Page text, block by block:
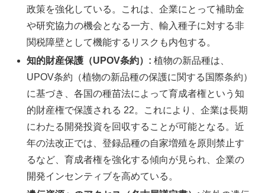
政策を強化している。これは、企業にとって補助金
や研究協力の機会となる一方、輸入種子に対する非
関税障壁として機能するリスクも内包する。
知的財産保護（UPOV条約）: 植物の新品種は、
UPOV条約（植物の新品種の保護に関する国際条約）
に基づき、各国の種苗法によって育成者権という知
的財産権で保護される 22。これにより、企業は長期
にわたる開発投資を回収することが可能となる。近
年の法改正では、登録品種の自家増殖を原則禁止す
るなど、育成者権を強化する傾向が見られ、企業の
開発インセンティブを高めている。